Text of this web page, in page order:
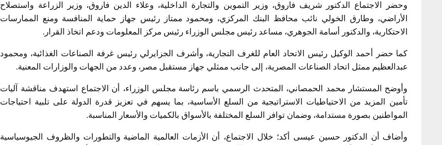
وحضر الاجتماع الدكتور شريف فاروق، وزير التموين والتجارة الداخلية، وعلاء الدين فاروق، وزير الزراعة واستصلاح
الأراضي، وطارق الخولي نائب محافظ البنك المركزي، ومحمود ممتاز رئيس جهاز حماية المنافسة ومنع الممارسات
الاحتكارية، والدكتور أسامة الجوهري، مساعد رئيس مجلس الوزراء رئيس مركز المعلومات ودعم اتخاذ القرار.
كما حضر أحمد الوكيل رئيس الاتحاد العام للغرف التجارية، وأشرف الجزايرلي رئيس غرفة الصناعات الغذائية، ومحمود
عبدالعظيم ممثل اتحاد الصناعات المصرية، إلى جانب ممثلي جهاز مستقبل مصر، وعدد من الجهات والوزارات المعنية.
وأوضح المستشار محمد الحمصاني، المتحدث الرسمي باسم رئاسة مجلس الوزراء، أن الاجتماع استهدف مناقشة آليات
تأمين المزيد من الاحتياطيات الاستراتيجية من السلع الأساسية، بما يسهم في تعزيز قدرة الدولة على تلبية احتياجات
المواطنين بصورة مستدامة، وضمان توافر السلع المختلفة بالأسواق بالكميات والأسعار المناسبة.
وأضاف أن الدكتور حسين عيسى أكد؛ خلال الاجتماع، أن الأزمات العالمية الماضية والتطورات والظروف الجيوسياسية